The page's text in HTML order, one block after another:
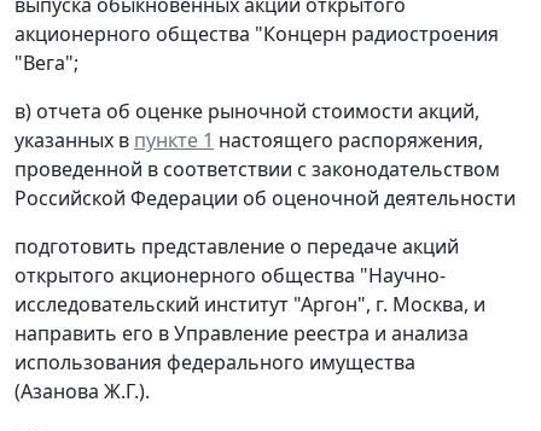
выпуска обыкновенных акций открытого
акционерного общества "Концерн радиостроения
"Вега";
в) отчета об оценке рыночной стоимости акций,
указанных в пункте 1 настоящего распоряжения,
проведенной в соответствии с законодательством
Российской Федерации об оценочной деятельности
подготовить представление о передаче акций
открытого акционерного общества "Научно-
исследовательский институт "Аргон", г. Москва, и
направить его в Управление реестра и анализа
использования федерального имущества
(Азанова Ж.Г.).